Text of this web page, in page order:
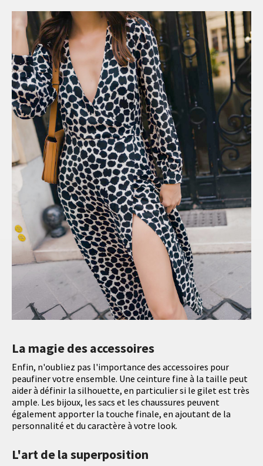
La magie des accessoires
Enfin, n'oubliez pas l'importance des accessoires pour
peaufiner votre ensemble. Une ceinture fine à la taille peut
aider à définir la silhouette, en particulier si le gilet est très
ample. Les bijoux, les sacs et les chaussures peuvent
également apporter la touche finale, en ajoutant de la
personnalité et du caractère à votre look.
L'art de la superposition